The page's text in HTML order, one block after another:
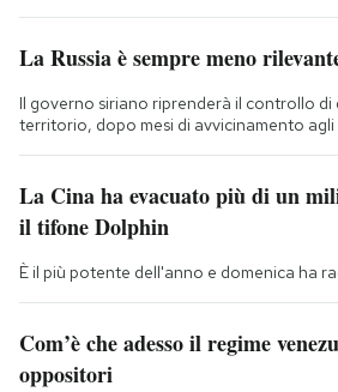
La Russia è sempre meno
Il governo siriano riprenderà il controllo di
territorio, dopo mesi di avvicinamento agli
La Cina ha evacuato più di un
il tifone Dolphin
È il più potente dell'anno e domenica ha
Com’è che adesso il regime
oppositori